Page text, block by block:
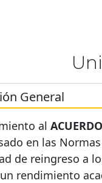
General
al
en las
de reingreso a
rendimiento